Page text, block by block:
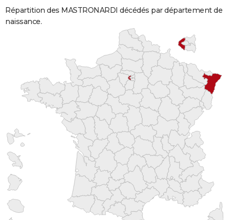
Répartition des MASTRONARDI décédés par département de
naissance.